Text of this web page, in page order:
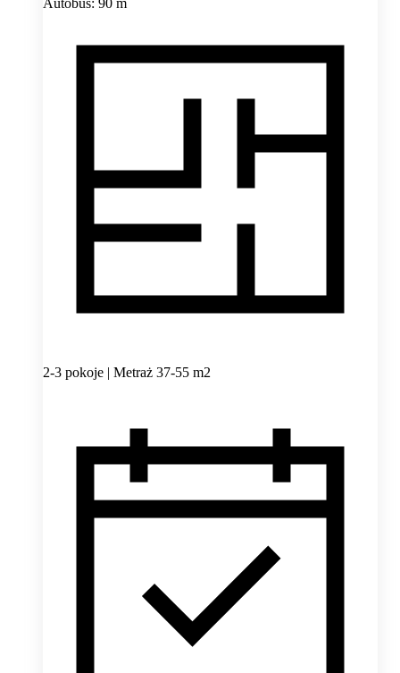
Autobus: 90 m
2-3 pokoje | Metraż 37-55 m2